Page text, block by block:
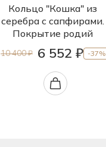
Кольцо "Кошка" из
серебра с сапфирами.
Покрытие родий
10 400 ₽ 6 552 ₽ -37%